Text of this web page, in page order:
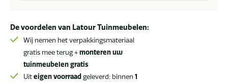
De voordelen van Latour Tuinmeubelen:
Wij nemen het verpakkingsmateriaal
gratis mee terug +monteren uw
tuinmeubelen gratis
Uiteigen voorraad geleverd: binnen 1